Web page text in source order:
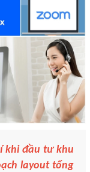
khi đầu tư khu
layout tổng